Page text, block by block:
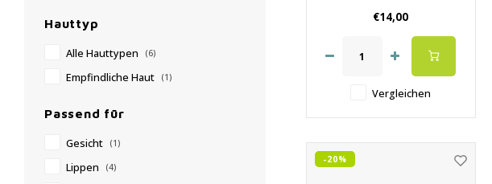
Hauttyp
Alle Hauttypen (6)
Empfindliche Haut (1)
Passend für
Gesicht (1)
Lippen (4)
✔️ Entfernt
Unvollkommenheiten
✔️ 100% natürlich
€14,00
Vergleichen
-20%